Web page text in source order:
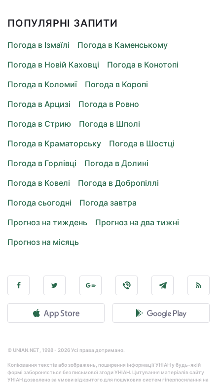
ПОПУЛЯРНІ ЗАПИТИ
Погода в Ізмаїлі
Погода в Каменському
Погода в Новій Каховці
Погода в Конотопі
Погода в Коломиї
Погода в Коропі
Погода в Арцизі
Погода в Ровно
Погода в Стрию
Погода в Шполі
Погода в Краматорську
Погода в Шостці
Погода в Горлівці
Погода в Долині
Погода в Ковелі
Погода в Добропіллі
Погода сьогодні
Погода завтра
Прогноз на тиждень
Прогноз на два тижні
Прогноз на місяць
© UNIAN.NET, 1998 - 2026 Усі права дотримано.
Копіювання текстів або зображень, поширення інформації УНІАН у будь-якій
формі забороняється без письмової згоди УНІАН. Цитування матеріалів сайту
УНІАН дозволено за умови відкритого для пошукових систем гіперпосилання на